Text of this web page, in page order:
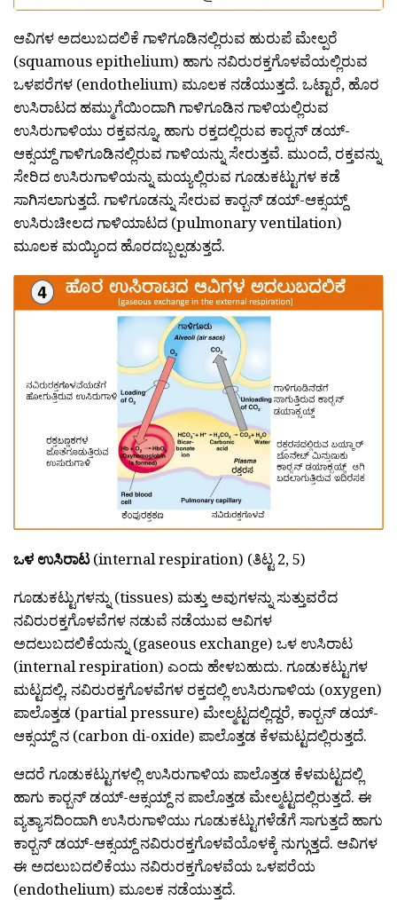
ಆವಿಗಳ ಅದಲುಬದಲಿಕೆ ಗಾಳಿಗೂಡಿನಲ್ಲಿರುವ ಹುರುಪೆ ಮೇಲ್ಪರೆ
(squamous epithelium) ಹಾಗು ನವಿರುರಕ್ತಗೊಳವೆಯಲ್ಲಿರುವ
ಒಳಪರೆಗಳ (endothelium) ಮೂಲಕ ನಡೆಯುತ್ತದೆ. ಒಟ್ಟಾರೆ, ಹೊರ
ಉಸಿರಾಟದ ಹಮ್ಮುಗೆಯಿಂದಾಗಿ ಗಾಳಿಗೂಡಿನ ಗಾಳಿಯಲ್ಲಿರುವ
ಉಸಿರುಗಾಳಿಯು ರಕ್ತವನ್ನೂ, ಹಾಗು ರಕ್ತದಲ್ಲಿರುವ ಕಾರ‍್ಬನ್ ಡಯ್-
ಆಕ್ಸಯ್ದ್ ಗಾಳಿಗೂಡಿನಲ್ಲಿರುವ ಗಾಳಿಯನ್ನು ಸೇರುತ್ತವೆ. ಮುಂದೆ, ರಕ್ತವನ್ನು
ಸೇರಿದ ಉಸಿರುಗಾಳಿಯನ್ನು ಮಯ್ಯಲ್ಲಿರುವ ಗೂಡುಕಟ್ಟುಗಳ ಕಡೆ
ಸಾಗಿಸಲಾಗುತ್ತದೆ. ಗಾಳಿಗೂಡನ್ನು ಸೇರುವ ಕಾರ‍್ಬನ್ ಡಯ್-ಆಕ್ಸಯ್ದ್
ಉಸಿರುಚೀಲದ ಗಾಳಿಯಾಟದ (pulmonary ventilation)
ಮೂಲಕ ಮಯ್ಯಿಂದ ಹೊರದಬ್ಬಲ್ಪಡುತ್ತದೆ.
ಒಳ ಉಸಿರಾಟ(internal respiration) (ತಿಟ್ಟ 2, 5)
ಗೂಡುಕಟ್ಟುಗಳನ್ನು (tissues) ಮತ್ತು ಅವುಗಳನ್ನು ಸುತ್ತುವರೆದ
ನವಿರುರಕ್ತಗೊಳವೆಗಳ ನಡುವೆ ನಡೆಯುವ ಆವಿಗಳ
ಅದಲುಬದಲಿಕೆಯನ್ನು (gaseous exchange) ಒಳ ಉಸಿರಾಟ
(internal respiration) ಎಂದು ಹೇಳಬಹುದು. ಗೂಡುಕಟ್ಟುಗಳ
ಮಟ್ಟದಲ್ಲಿ, ನವಿರುರಕ್ತಗೊಳವೆಗಳ ರಕ್ತದಲ್ಲಿ ಉಸಿರುಗಾಳಿಯ (oxygen)
ಪಾಲೊತ್ತಡ (partial pressure) ಮೇಲ್ಮಟ್ಟದಲ್ಲಿದ್ದರೆ, ಕಾರ‍್ಬನ್ ಡಯ್-
ಆಕ್ಸಯ್ದ್ ನ (carbon di-oxide) ಪಾಲೊತ್ತಡ ಕೆಳಮಟ್ಟದಲ್ಲಿರುತ್ತದೆ.
ಆದರೆ ಗೂಡುಕಟ್ಟುಗಳಲ್ಲಿ ಉಸಿರುಗಾಳಿಯ ಪಾಲೊತ್ತಡ ಕೆಳಮಟ್ಟದಲ್ಲಿ
ಹಾಗು ಕಾರ‍್ಬನ್ ಡಯ್-ಆಕ್ಸಯ್ದ್ ನ ಪಾಲೊತ್ತಡ ಮೇಲ್ಮಟ್ಟದಲ್ಲಿರುತ್ತದೆ. ಈ
ವ್ಯತ್ಯಾಸದಿಂದಾಗಿ ಉಸಿರುಗಾಳಿಯು ಗೂಡುಕಟ್ಟುಗಳೆಡೆಗೆ ಸಾಗುತ್ತದೆ ಹಾಗು
ಕಾರ‍್ಬನ್ ಡಯ್-ಆಕ್ಸಯ್ದ್ ನವಿರುರಕ್ತಗೊಳವೆಯೊಳಕ್ಕೆ ನುಗ್ಗುತ್ತದೆ. ಆವಿಗಳ
ಈ ಅದಲುಬದಲಿಕೆಯು ನವಿರುರಕ್ತಗೊಳವೆಯ ಒಳಪರೆಯ
(endothelium) ಮೂಲಕ ನಡೆಯುತ್ತದೆ.